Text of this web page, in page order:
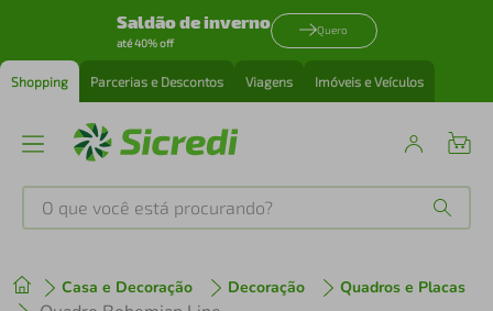
Saldão de inverno
até 40% off
Quero
Shopping Parcerias e Descontos Viagens Imóveis e Veículos
O que você está procurando?
Casa e Decoração Decoração Quadros e Placas